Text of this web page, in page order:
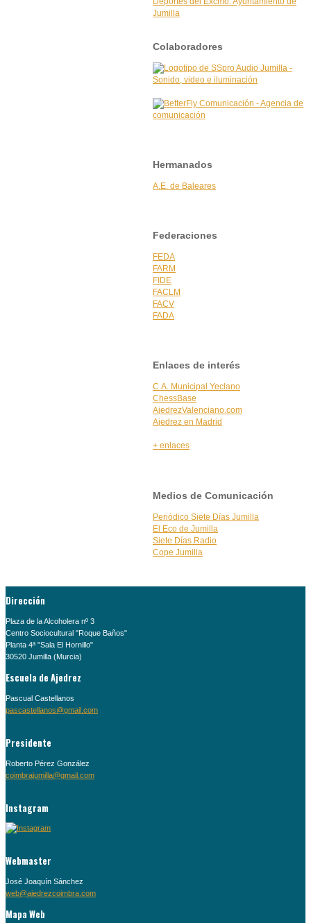
Colaboradores
Hermanados
A.E. de Baleares
Federaciones
FEDA
FARM
FIDE
FACLM
FACV
FADA
Enlaces de interés
C.A. Municipal Yeclano
ChessBase
AjedrezValenciano.com
Ajedrez en Madrid
+ enlaces
Medios de Comunicación
Periódico Siete Días Jumilla
El Eco de Jumilla
Siete Días Radio
Cope Jumilla
Dirección
Plaza de la Alcoholera nº 3
Centro Sociocultural "Roque Baños"
Planta 4ª "Sala El Hornillo"
30520 Jumilla (Murcia)
Escuela de Ajedrez
Pascual Castellanos
pascastellanos@gmail.com
Presidente
Roberto Pérez González
coimbrajumilla@gmail.com
Instagram
Webmaster
José Joaquín Sánchez
web@ajedrezcoimbra.com
Mapa Web